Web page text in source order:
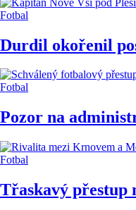
Fotbal
Durdil okořenil
Fotbal
Pozor na
Fotbal
Třaskavý